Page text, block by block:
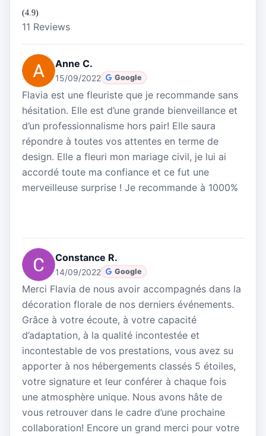
(4.9)
11 Reviews
Anne C.
15/09/2022 Google
Flavia est une fleuriste que je recommande sans
hésitation. Elle est d’une grande bienveillance et
d’un professionnalisme hors pair! Elle saura
répondre à toutes vos attentes en terme de
design. Elle a fleuri mon mariage civil, je lui ai
accordé toute ma confiance et ce fut une
merveilleuse surprise ! Je recommande à 1000%
Constance R.
14/09/2022 Google
Merci Flavia de nous avoir accompagnés dans la
décoration florale de nos derniers événements.
Grâce à votre écoute, à votre capacité
d’adaptation, à la qualité incontestée et
incontestable de vos prestations, vous avez su
apporter à nos hébergements classés 5 étoiles,
votre signature et leur conférer à chaque fois
une atmosphère unique. Nous avons hâte de
vous retrouver dans le cadre d’une prochaine
collaboration! Encore un grand merci pour votre